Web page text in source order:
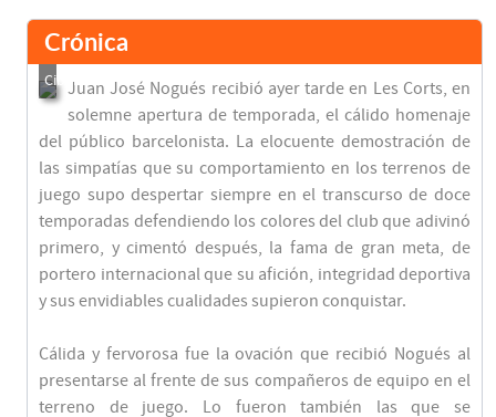
Crónica
Juan José Nogués recibió ayer tarde en Les Corts, en
solemne apertura de temporada, el cálido homenaje
del público barcelonista. La elocuente demostración de
las simpatías que su comportamiento en los terrenos de
juego supo despertar siempre en el transcurso de doce
temporadas defendiendo los colores del club que adivinó
primero, y cimentó después, la fama de gran meta, de
portero internacional que su afición, integridad deportiva
y sus envidiables cualidades supieron conquistar.
Cálida y fervorosa fue la ovación que recibió Nogués al
presentarse al frente de sus compañeros de equipo en el
terreno de juego. Lo fueron también las que se